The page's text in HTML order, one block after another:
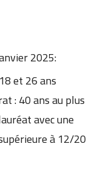
2025:
et 26 ans
40 ans au plus
avec une
à 12/20